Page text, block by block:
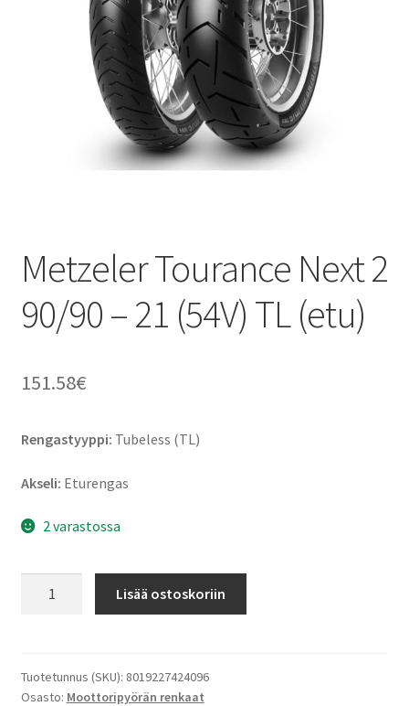
Metzeler Tourance Next 2
90/90 – 21 (54V) TL (etu)
151.58€
Rengastyyppi: Tubeless (TL)
Akseli: Eturengas
2 varastossa
90/90
-
Lisää ostoskoriin
Tuotetunnus (SKU): 8019227424096
Osasto: Moottoripyörän renkaat